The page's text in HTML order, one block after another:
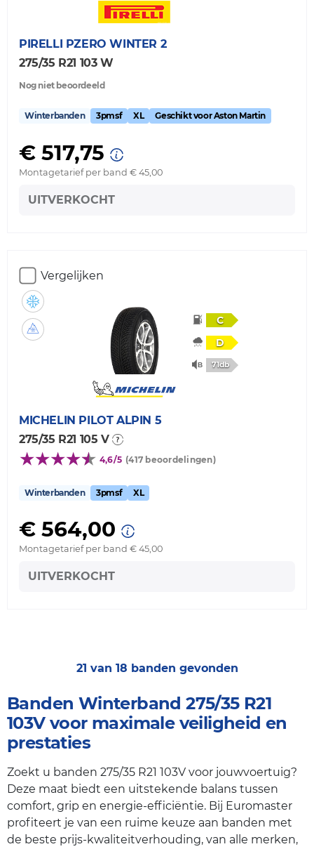
PIRELLI PZERO WINTER 2
275/35 R21 103 W
Nog niet beoordeeld
Winterbanden 3pmsf XL Geschikt voor Aston Martin
€ 517,75
Montagetarief per band € 45,00
UITVERKOCHT
Vergelijken
C
D
71db
MICHELIN PILOT ALPIN 5
275/35 R21 105 V
4,6/5 (417 beoordelingen)
Winterbanden 3pmsf XL
€ 564,00
Montagetarief per band € 45,00
UITVERKOCHT
21 van 18 banden gevonden
Banden Winterband 275/35 R21
103V voor maximale veiligheid en
prestaties
Zoekt u banden 275/35 R21 103V voor jouwvoertuig?
Deze maat biedt een uitstekende balans tussen
comfort, grip en energie-efficiëntie. Bij Euromaster
profiteert je van een ruime keuze aan banden met
de beste prijs-kwaliteitverhouding, van alle merken,